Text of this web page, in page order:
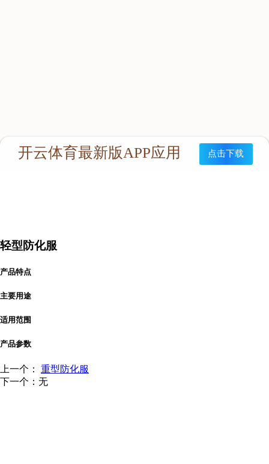
轻型防化服
产品特点
主要用途
适用范围
产品参数
上一个： 重型防化服
下一个：无